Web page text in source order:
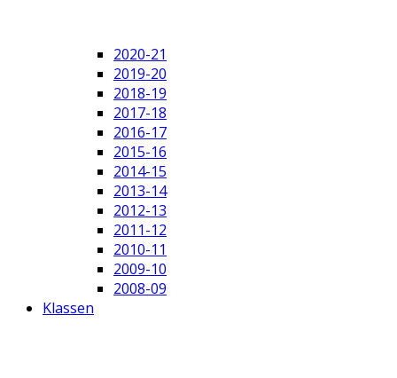
2020-21
2019-20
2018-19
2017-18
2016-17
2015-16
2014-15
2013-14
2012-13
2011-12
2010-11
2009-10
2008-09
Klassen